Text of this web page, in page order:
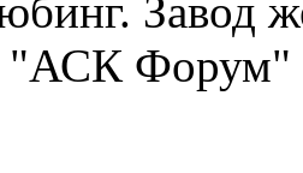
Завод
"АСК Форум"